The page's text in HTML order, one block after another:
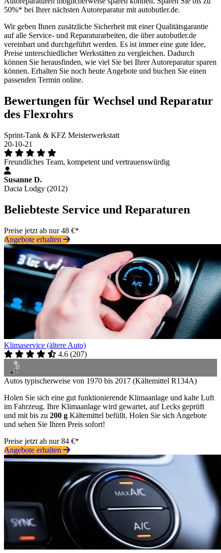
50%* bei Ihrer nächsten Autoreparatur mit autobutler.de.
Wir geben Ihnen zusätzliche Sicherheit mit einer Qualitätsgarantie
auf alle Service- und Reparaturarbeiten, die über autobutler.de
vereinbart und durchgeführt werden. Es ist immer eine gute Idee,
Preise unterschiedlicher Werkstätten zu vergleichen. Dadurch
können Sie herausfinden, wie viel Sie bei Ihrer Autoreparatur sparen
können. Erhalten Sie noch heute Angebote und buchen Sie einen
passenden Termin online.
Bewertungen für Wechsel und Reparatur
des Flexrohrs
Sprint-Tank & KFZ Meisterwerkstatt
20-10-21
Freundliches Team, kompetent und vertrauenswürdig
Susanne D.
Dacia Lodgy (2012)
Beliebteste Service und Reparaturen
Preise jetzt ab nur 48 €*
Angebote erhalten
Klimaservice (ältere Auto)
4.6 (207)
Autos typischerweise von 1970 bis 2017 (Kältemittel R134A)
Holen Sie sich eine gut funktionierende Klimaanlage und kalte Luft
im Fahrzeug. Ihre Klimaanlage wird gewartet, auf Lecks geprüft
und mit bis zu 200 g Kältemittel befüllt. Holen Sie sich Angebote
und sehen Sie Ihren Preis sofort!
Preise jetzt ab nur 84 €*
Angebote erhalten